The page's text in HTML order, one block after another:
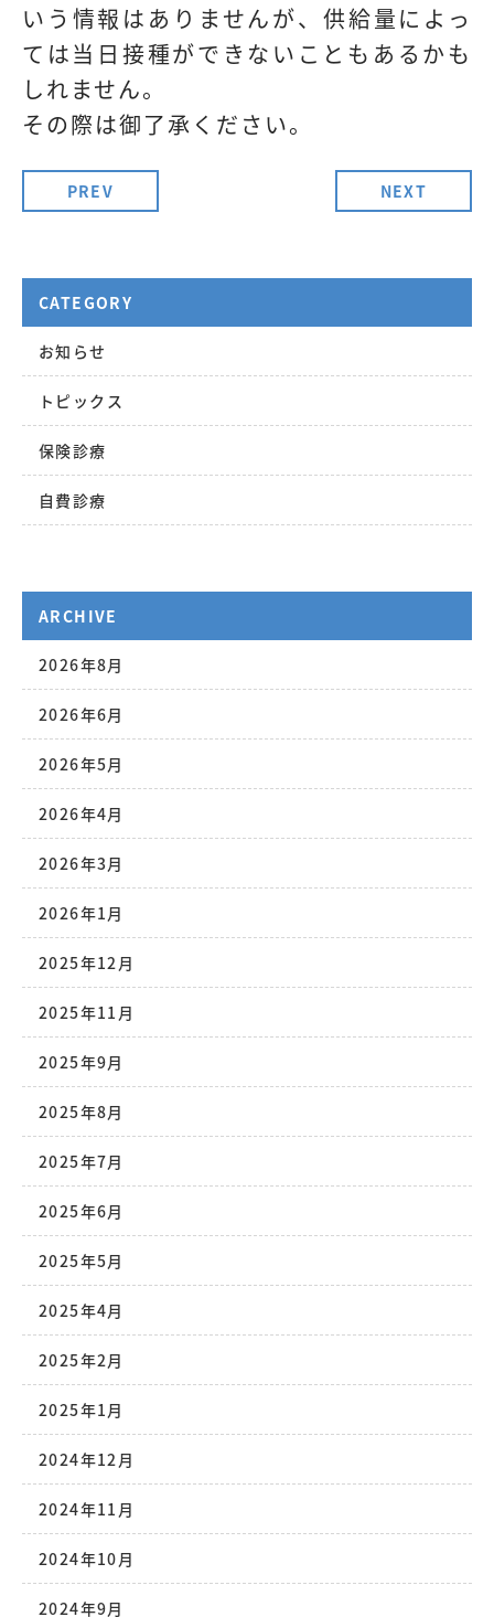
いう情報はありませんが、供給量によっ
ては当日接種ができないこともあるかも
しれません。
その際は御了承ください。
PREV NEXT
CATEGORY
お知らせ
トピックス
保険診療
自費診療
ARCHIVE
2026年8月
2026年6月
2026年5月
2026年4月
2026年3月
2026年1月
2025年12月
2025年11月
2025年9月
2025年8月
2025年7月
2025年6月
2025年5月
2025年4月
2025年2月
2025年1月
2024年12月
2024年11月
2024年10月
2024年9月